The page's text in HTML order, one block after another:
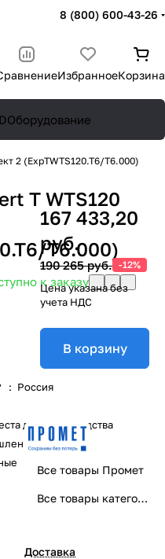
8 (800) 600-43-26
ИзбранноеКорзина
Оборудование
2 (ExpTWTS120.T6/T6.000)
T WTS120
T6.000)
к заказу
: Россия
для производства
мебель
167 433,20
руб.
190 265 руб. -12%
Цена указана без
учета НДС
В корзину
Все товары Промет
Все товары категории
Доставка